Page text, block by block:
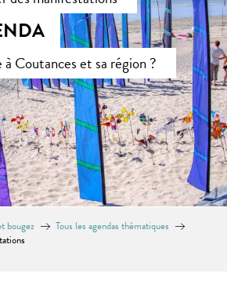
Coutances et sa région ?
bougez
Tous les agendas thématiques